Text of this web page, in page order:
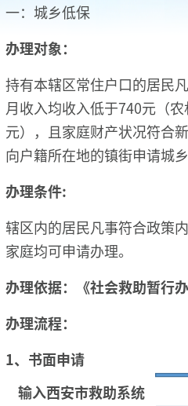
一：城乡低保
办理对象：
持有本辖区常住户口的居民
月收入均收入低于740元（
元），且家庭财产状况符合
向户籍所在地的镇街申请城乡
办理条件:
辖区内的居民凡事符合政策
家庭均可申请办理。
办理依据：《社会救助暂行办
办理流程：
1、书面申请
输入西安市救助系统